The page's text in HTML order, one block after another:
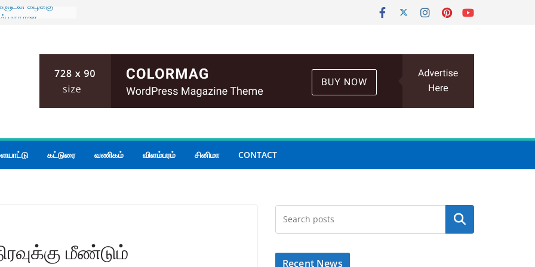
கிழக்கு
பதற்றம்;
மோதல்; இருவர்
அமைதியின்மை
கூடிய மழை
கட்டுரை வணிகம் விளம்பரம் சினிமா CONTACT
மீண்டும்
Search
Recent News